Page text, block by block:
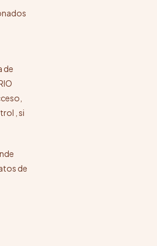
de
, si
de